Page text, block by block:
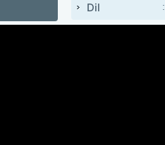
Dil